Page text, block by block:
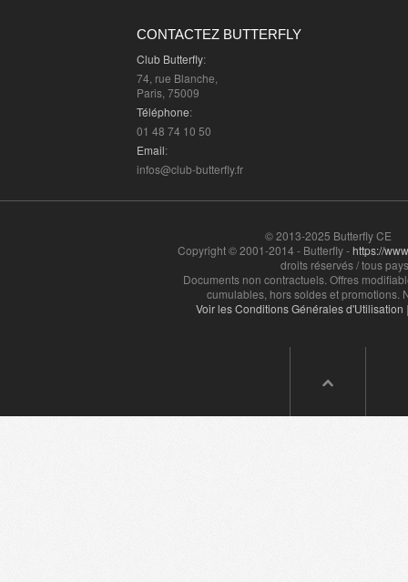
CONTACTEZ BUTTERFLY
Club Butterfly:
74, rue Blanche,
Paris, 75009
Téléphone:
01 48 74 10 50
Email:
infos@club-butterfly.fr
© 2013-2025 Butterfly CE
Copyright © 2001-2014 - Butterfly -https://
droits réservés / tous
Documents non contractuels. Offres
cumulables, hors soldes et promotions.
Voir les Conditions Générales d'Utilisation